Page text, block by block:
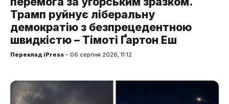
Трамп руйнує ліберальну
демократію з безпрецедентною
швидкістю – Тімоті Ґартон Еш
Переклад iPress – 06 серпня 2026, 11:12